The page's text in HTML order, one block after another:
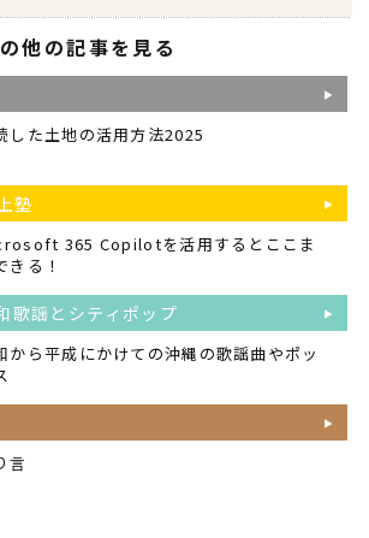
他の記事を見る
した土地の活用方法2025
塾
365 Copilotを活用するとここま
きる！
歌謡とシティポップ
から平成にかけての沖縄の歌謡曲やポッ
言